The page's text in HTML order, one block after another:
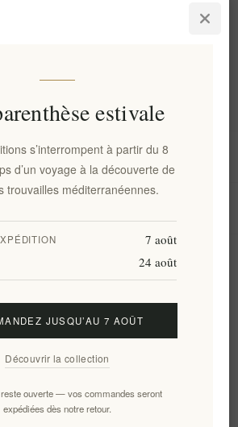
Information
Mon compte
estivale
s’interrompent à partir du 8
d’un voyage à la découverte de
trouvailles méditerranéennes.
7 août
24 août
JUSQU’AU 7 AOÛT
Découvrir la collection
reste ouverte — vos commandes seront
expédiées dès notre retour.